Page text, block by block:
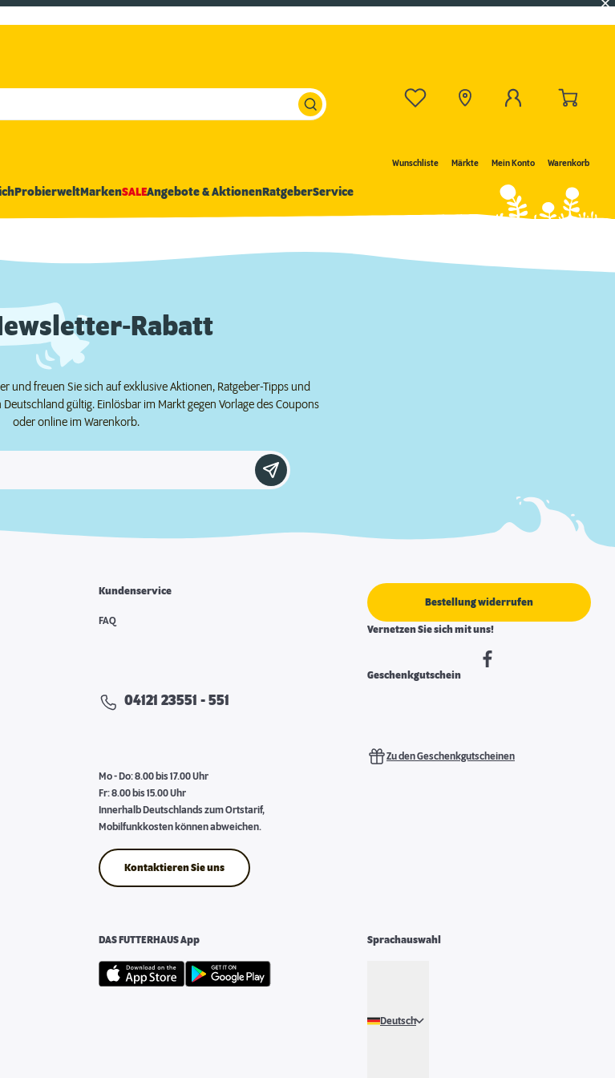
Wunschliste Märkte Mein Konto Warenkorb
ProbierweltMarkenSALEAngebote & AktionenRatgeberService
Rabatt
und freuen Sie sich auf exklusive Aktionen, Ratgeber-Tipps und
Deutschland gültig. Einlösbar im Markt gegen Vorlage des Coupons
oder online im Warenkorb.
Kundenservice
FAQ
04121 23551 - 551
Mo - Do: 8.00 bis 17.00 Uhr
Fr: 8.00 bis 15.00 Uhr
Innerhalb Deutschlands zum Ortstarif,
Mobilfunkkosten können abweichen.
Kontaktieren Sie uns
Bestellung widerrufen
Vernetzen Sie sich mit uns!
Geschenkgutschein
Zu den Geschenkgutscheinen
DAS FUTTERHAUS App Sprachauswahl
Deutsch